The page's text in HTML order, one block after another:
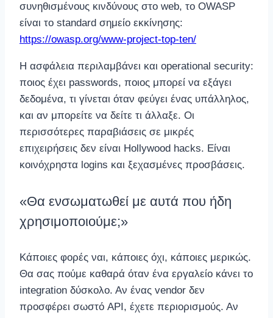
συνηθισμένους κινδύνους στο web, το OWASP
είναι το standard σημείο εκκίνησης:
https://owasp.org/www-project-top-ten/
Η ασφάλεια περιλαμβάνει και operational security:
ποιος έχει passwords, ποιος μπορεί να εξάγει
δεδομένα, τι γίνεται όταν φεύγει ένας υπάλληλος,
και αν μπορείτε να δείτε τι άλλαξε. Οι
περισσότερες παραβιάσεις σε μικρές
επιχειρήσεις δεν είναι Hollywood hacks. Είναι
κοινόχρηστα logins και ξεχασμένες προσβάσεις.
«Θα ενσωματωθεί με αυτά που ήδη
χρησιμοποιούμε;»
Κάποιες φορές ναι, κάποιες όχι, κάποιες μερικώς.
Θα σας πούμε καθαρά όταν ένα εργαλείο κάνει το
integration δύσκολο. Αν ένας vendor δεν
προσφέρει σωστό API, έχετε περιορισμούς. Αν